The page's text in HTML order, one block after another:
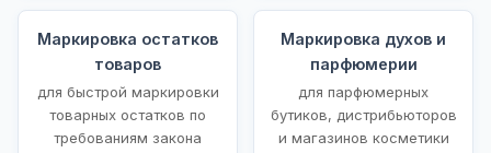
Маркировка остатков
товаров
для быстрой маркировки
товарных остатков по
требованиям закона
Маркировка духов и
парфюмерии
для парфюмерных
бутиков, дистрибьюторов
и магазинов косметики